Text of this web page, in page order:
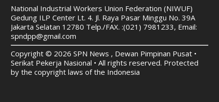
National Industrial Workers Union Federation (NIWUF)
Gedung ILP Center Lt. 4. Jl. Raya Pasar Minggu No. 39A
Jakarta Selatan 12780 Telp./FAX. :(021) 7981233, Email:
spndpp@gmail.com
Copyright © 2026 SPN News , Dewan Pimpinan Pusat •
Serikat Pekerja Nasional • All rights reserved. Protected
by the copyright laws of the Indonesia